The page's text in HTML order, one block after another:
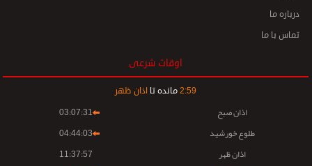
درباره ما
تماس با ما
اوقات شرعی
2:59 مانده تا اذان ظهر
اذان صبح
03:07:31
طلوع خورشید
04:44:03
اذان ظهر
11:37:57